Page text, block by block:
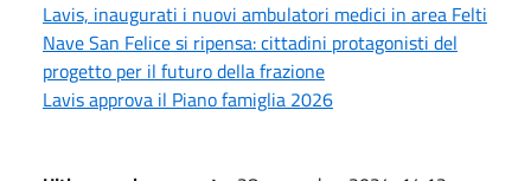
Lavis, inaugurati i nuovi ambulatori medici in area Felti
Nave San Felice si ripensa: cittadini protagonisti del
progetto per il futuro della frazione
Lavis approva il Piano famiglia 2026